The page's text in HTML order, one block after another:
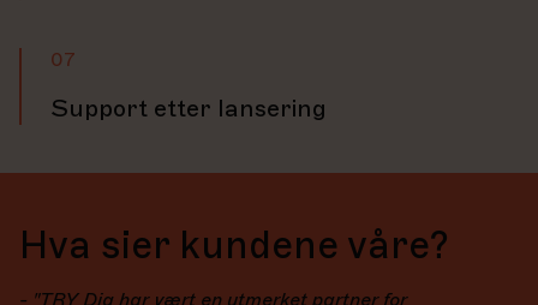
07
Support etter lansering
Hva sier kundene våre?
- "TRY Dig har vært en utmerket partner for